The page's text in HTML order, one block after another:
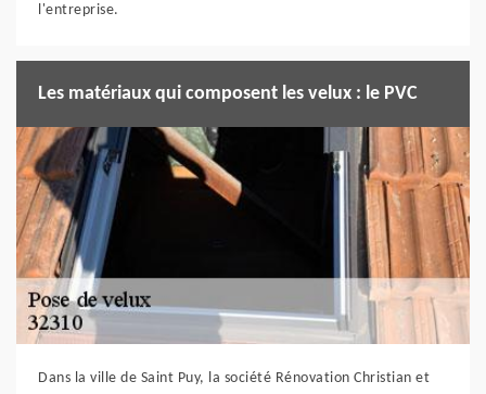
l'entreprise.
Les matériaux qui composent les velux : le PVC
Dans la ville de Saint Puy, la société Rénovation Christian et